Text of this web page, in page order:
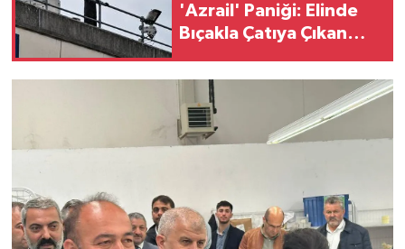
'Azrail' Paniği: Elinde
Bıçakla Çatıya Çıkan